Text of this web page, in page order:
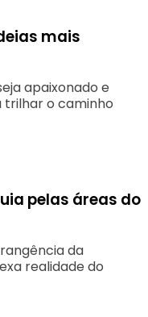
mais
apaixonado e
o caminho
pelas áreas do
da
realidade do